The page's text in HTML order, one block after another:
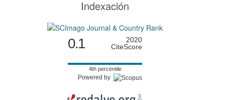
Indexación
0.1
2020
CiteScore
4th percentile
Powered by